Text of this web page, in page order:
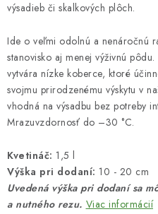
výsadieb či skalkových plôch.
Ide o veľmi odolnú a nenáročnú
stanovisko aj menej výživnú
vytvára nízke koberce, ktoré
svojmu prirodzenému výskytu v
vhodná na výsadbu bez potreby
Mrazuvzdornosť do –30 °C.
Kvetináč: 1,5 l
Výška pri dodaní: 10 - 20 cm
Uvedená výška pri dodaní sa
a nutného rezu. Viac informácií